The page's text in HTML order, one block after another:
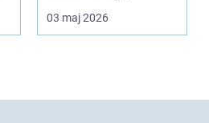
koncentration och
03 maj 2026